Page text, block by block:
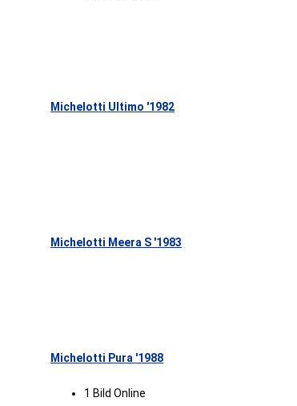
Michelotti Ultimo '1982
Michelotti Meera S '1983
Michelotti Pura '1988
1 Bild Online